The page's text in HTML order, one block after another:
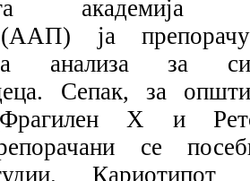
академија
(ААП) ја
анализа за
Сепак, за
Х и
се
Кариотипот